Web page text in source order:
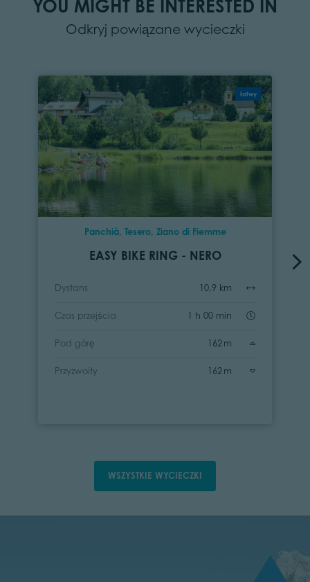
YOU MIGHT BE INTERESTED IN
Odkryj powiązane wycieczki
łatwy
Panchià, Tesero, Ziano di Fiemme
EASY BIKE RING - NERO
Dystans 10,9 km
Czas przejścia 1 h 00 min
Pod górę 162 m
Przyzwoity 162 m
WSZYSTKIE WYCIECZKI